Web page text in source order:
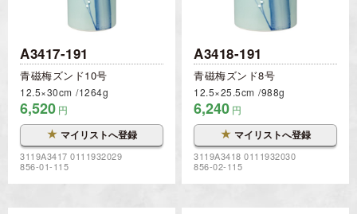
A3417-191
青磁梅ズンド10号
12.5×30cm 1264g
6,520 円
★ マイリストへ登録
3119A3417 0111932029
856-01-115
A3418-191
青磁梅ズンド8号
12.5×25.5cm 988g
6,240 円
★ マイリストへ登録
3119A3418 0111932030
856-02-115